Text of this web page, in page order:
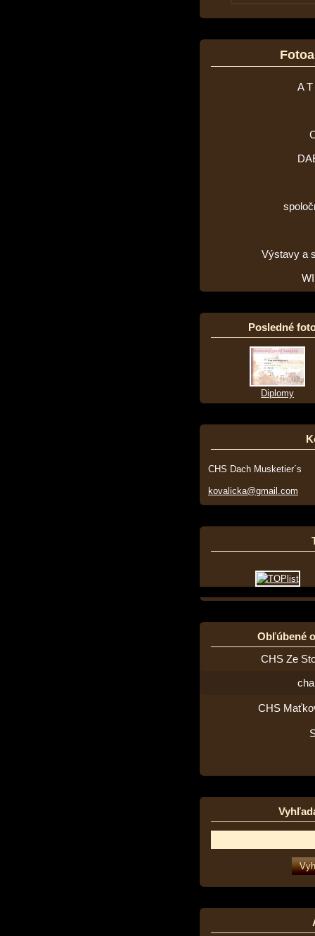
A
Výstavy a
Posledné
Diplomy
CHS Dach Musketier´s
kovalicka@gmail.com
Obľúbené
CHS Ze
CHS